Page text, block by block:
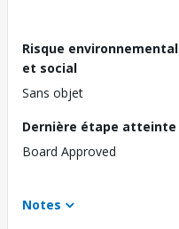
Risque environnemental
et social
Sans objet
Dernière étape atteinte
Board Approved
Notes